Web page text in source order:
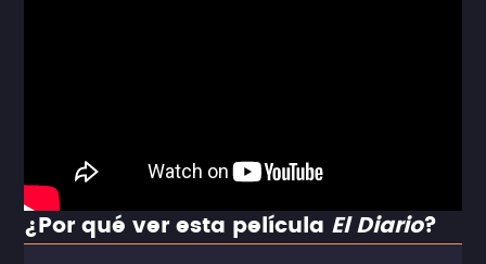
¿Por qué ver esta película El Diario?